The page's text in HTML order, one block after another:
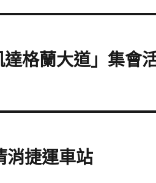
格蘭大道」集會
消捷運車站